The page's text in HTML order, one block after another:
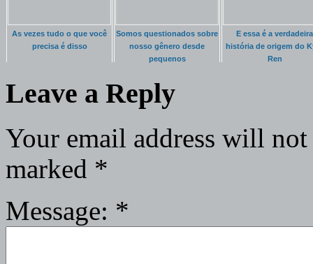
As vezes tudo o que você
precisa é disso
Somos questionados sobre
nosso gênero desde
pequenos
E essa é a verdadeira
história de origem do
Ren
Leave a Reply
Your email address will
marked *
Message: *